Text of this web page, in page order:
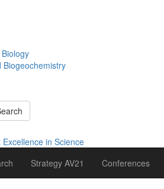
Biogeochemistry
Strategy AV21 Conferences